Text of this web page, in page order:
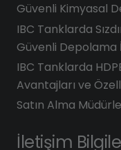
Güvenli Kimyasal
IBC Tanklarda
Güvenli Depolama
IBC Tanklarda
Avantajları ve
Satın Alma
İletişim